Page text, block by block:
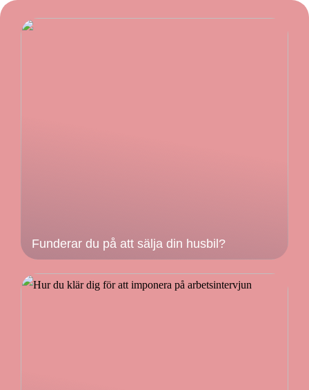
Funderar du på att sälja din husbil?